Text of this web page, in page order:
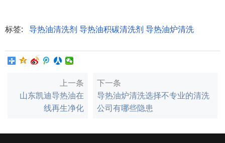
标签: 导热油清洗剂 导热油积碳清洗剂 导热油炉清洗
上一条
山东凯迪导热油在
线再生净化
下一条
导热油炉清洗选择不专业的清洗
公司有哪些隐患